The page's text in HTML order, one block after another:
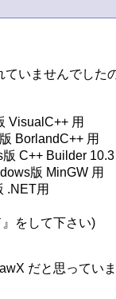
いませんでした
をして下さい)
だと思ってい